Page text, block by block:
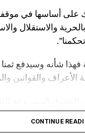
على أساسها في
والاستقلال
شأنه وسيدفع
والقوانين
لرفع الحصار عنها
CONTINUE